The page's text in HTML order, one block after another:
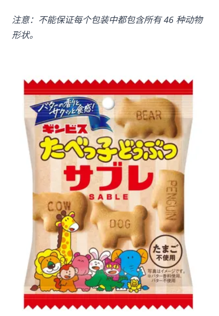
注意：不能保证每个包装中都包含所有 46 种动物
形状。